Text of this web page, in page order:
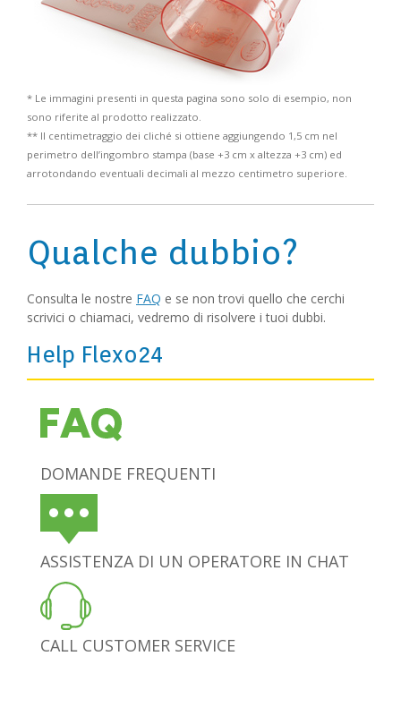
* Le immagini presenti in questa pagina sono solo di esempio, non
sono riferite al prodotto realizzato.
** Il centimetraggio dei cliché si ottiene aggiungendo 1,5 cm nel
perimetro dell’ingombro stampa (base +3 cm x altezza +3 cm) ed
arrotondando eventuali decimali al mezzo centimetro superiore.
Qualche dubbio?
Consulta le nostre FAQ e se non trovi quello che cerchi
scrivici o chiamaci, vedremo di risolvere i tuoi dubbi.
Help Flexo24
DOMANDE FREQUENTI
ASSISTENZA DI UN OPERATORE IN CHAT
CALL CUSTOMER SERVICE